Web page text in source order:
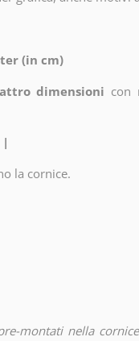
(in cm)
dimensioni con
|
la cornice.
montati nella